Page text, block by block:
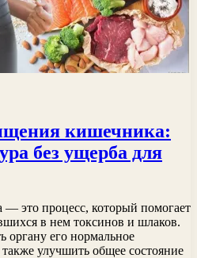
кишечника:
без ущерба для
это процесс, который помогает
в нем токсинов и шлаков.
органу его нормальное
улучшить общее состояние